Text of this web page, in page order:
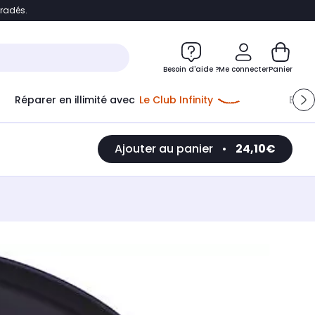
Accéder directement au chatbot
Besoin d'aide ?Me connecterPanier
Réparer en illimité avec Le Club Infinity
Ajouter au panier • 24,10€